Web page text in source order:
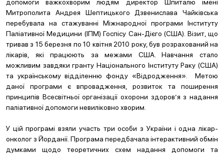
допомоги важкохворим людям директор Шпиталю імені
Митрополита Андрея Шептицького Дзвенислава Чайківська
перебувала на стажуванні Міжнародної програми Інституту
Паліативної Медицини (ІПМ) Госпісу Сан-Дієго (США). Візит, що
тривав з 15 березня по 10 квітня 2010 року, був розрахований на
лікарів, які працюють за межами США. Навчання стало
можливим завдяки гранту Національного Інституту Раку (США)
та українському відділенню фонду «Відродження». Метою
даної програми є впровадження, розвиток та поширення
принципів Всесвітньої організації охорони здоров’я з надання
паліативної допомоги невиліковно хворим.
У цій програмі взяли участь три особи з України і одна лікар-
онколог з Йорданії. Програма передбачала інтерактивний обмін
думками щодо теоретичних схем надання допомоги та